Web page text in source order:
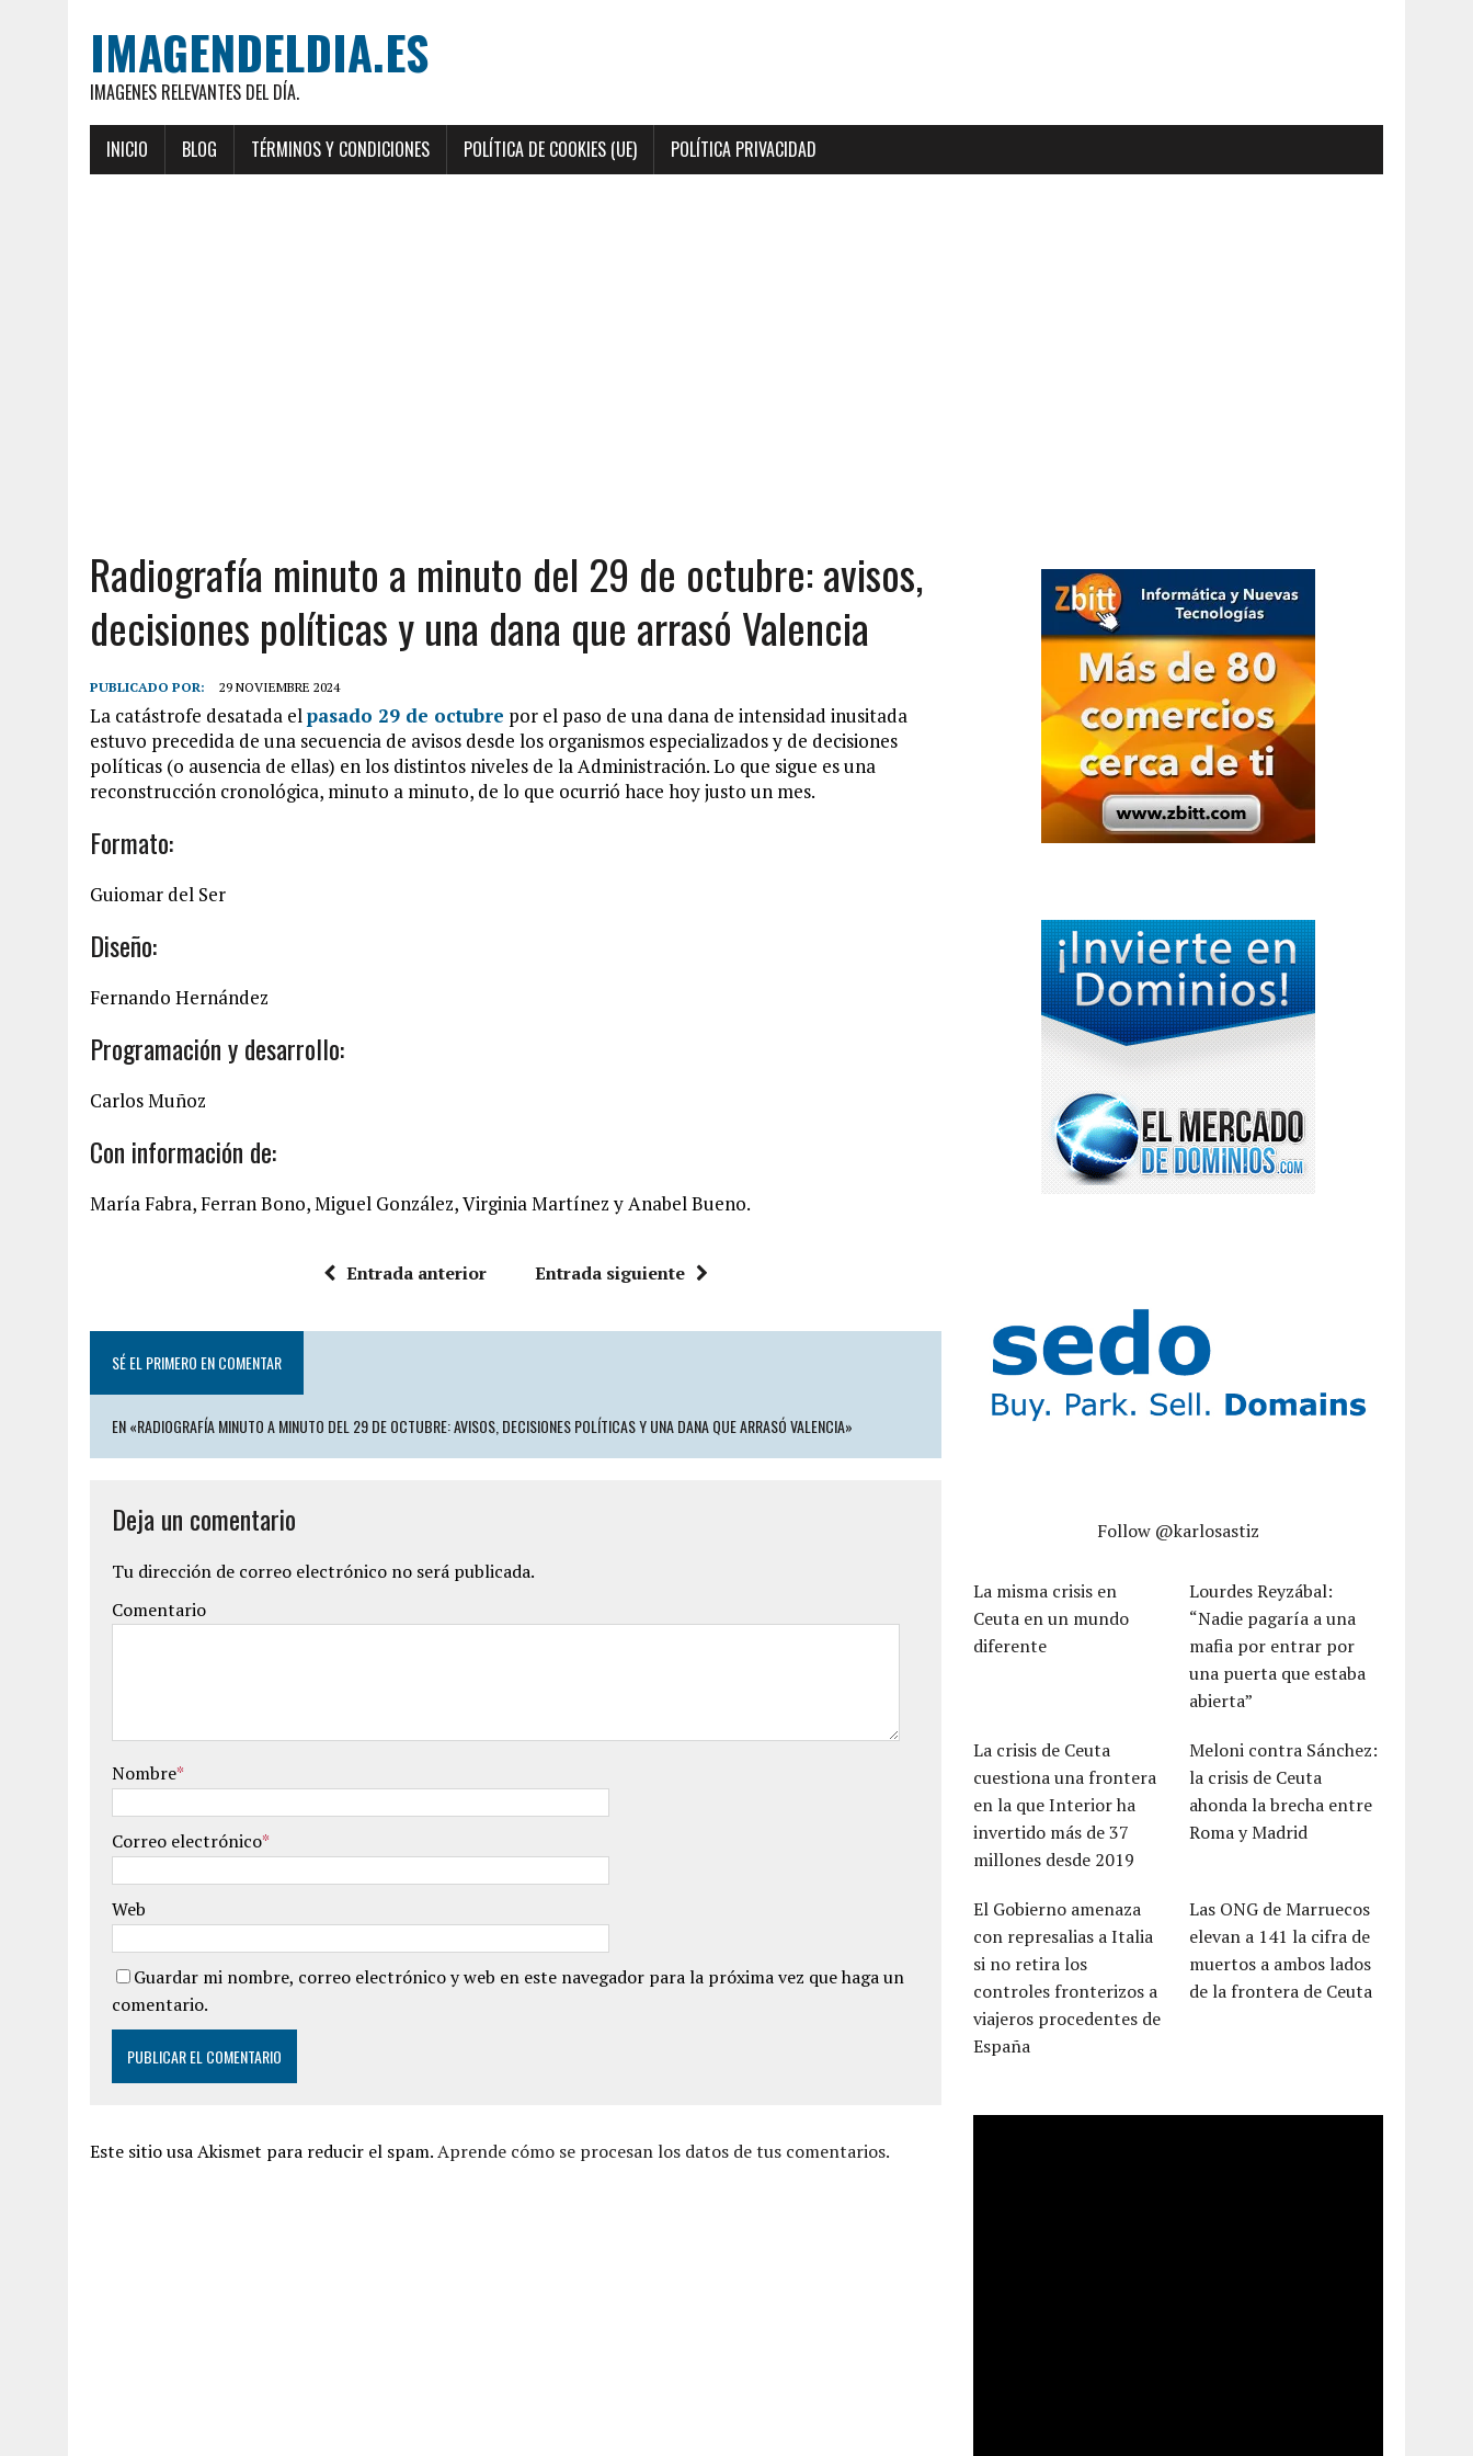
IMAGENDELDIA.ES
IMAGENES RELEVANTES DEL DÍA.
INICIO BLOG TÉRMINOS Y CONDICIONES POLÍTICA DE COOKIES (UE) POLÍTICA PRIVACIDAD
Radiografía minuto a minuto del 29 de octubre: avisos,
decisiones políticas y una dana que arrasó Valencia
PUBLICADO POR: 29 NOVIEMBRE 2024
La catástrofe desatada elpasado 29 de octubre por el paso de una dana de intensidad inusitada
estuvo precedida de una secuencia de avisos desde los organismos especializados y de decisiones
políticas (o ausencia de ellas) en los distintos niveles de la Administración. Lo que sigue es una
reconstrucción cronológica, minuto a minuto, de lo que ocurrió hace hoy justo un mes.
Formato:
Guiomar del Ser
Diseño:
Fernando Hernández
Programación y desarrollo:
Carlos Muñoz
Con información de:
María Fabra, Ferran Bono, Miguel González, Virginia Martínez y Anabel Bueno.
Entrada anterior Entrada siguiente
SÉ EL PRIMERO EN COMENTAR
EN «RADIOGRAFÍA MINUTO A MINUTO DEL 29 DE OCTUBRE: AVISOS, DECISIONES POLÍTICAS Y UNA DANA QUE ARRASÓ VALENCIA»
Deja un comentario
Tu dirección de correo electrónico no será publicada.
Comentario
Nombre*
Correo electrónico*
Web
Guardar mi nombre, correo electrónico y web en este navegador para la próxima vez que haga un
comentario.
Este sitio usa Akismet para reducir el spam.Aprende cómo se procesan los datos de tus comentarios.
Follow @karlosastiz
La misma crisis en
Ceuta en un mundo
diferente
Lourdes Reyzábal:
“Nadie pagaría a una
mafia por entrar por
una puerta que estaba
abierta”
La crisis de Ceuta
cuestiona una frontera
en la que Interior ha
invertido más de 37
millones desde 2019
Meloni contra Sánchez:
la crisis de Ceuta
ahonda la brecha entre
Roma y Madrid
El Gobierno amenaza
con represalias a Italia
si no retira los
controles fronterizos a
viajeros procedentes de
España
Las ONG de Marruecos
elevan a 141 la cifra de
muertos a ambos lados
de la frontera de Ceuta